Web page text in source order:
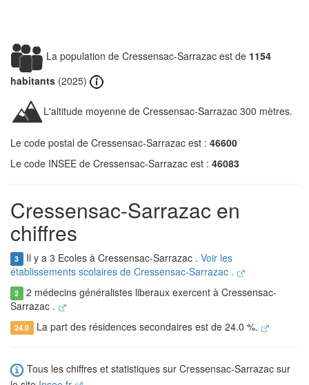
La population de Cressensac-Sarrazac est de 1154
habitants (2025)
L'altitude moyenne de Cressensac-Sarrazac 300 mètres.
Le code postal de Cressensac-Sarrazac est : 46600
Le code INSEE de Cressensac-Sarrazac est : 46083
Cressensac-Sarrazac en
chiffres
3 Il y a 3 Ecoles à Cressensac-Sarrazac . Voir les
établissements scolaires de Cressensac-Sarrazac .
2 2 médecins généralistes liberaux exercent à Cressensac-
Sarrazac .
24.0 La part des résidences secondaires est de 24.0 %.
Tous les chiffres et statistiques sur Cressensac-Sarrazac sur